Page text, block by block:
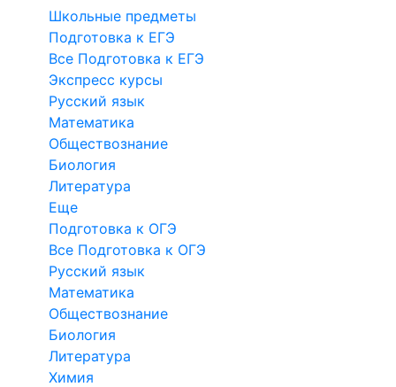
Школьные предметы
Подготовка к ЕГЭ
Все Подготовка к ЕГЭ
Экспресс курсы
Русский язык
Математика
Обществознание
Биология
Литература
Еще
Подготовка к ОГЭ
Все Подготовка к ОГЭ
Русский язык
Математика
Обществознание
Биология
Литература
Химия